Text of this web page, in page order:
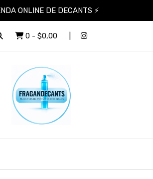
ONLINE DE DECANTS ⚡
0 - $0,00